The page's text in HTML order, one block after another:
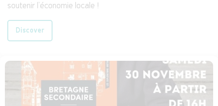
soutenir l’économie locale !
Discover